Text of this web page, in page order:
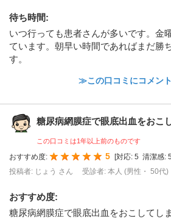
待ち時間:
いつ行っても患者さんが多いです。金
ています。朝早い時間であればまだ勝
す。
≫この口コミにコメン
糖尿病網膜症で眼底出血をおこ
この口コミは1年以上前のものです
おすすめ度: 5 [対応: 5 清潔感: 5
投稿者: じょう さん
受診者: 本人 (男性・ 50代)
おすすめ度:
糖尿病網膜症で眼底出血をおこしてし